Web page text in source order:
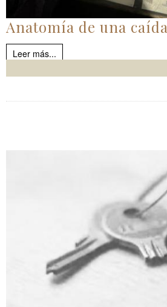
Anatomía de una caída
Leer más...